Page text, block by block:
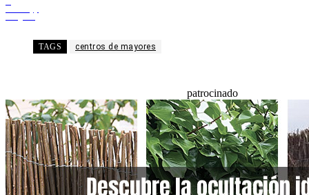
TAGS centros de mayores
patrocinado